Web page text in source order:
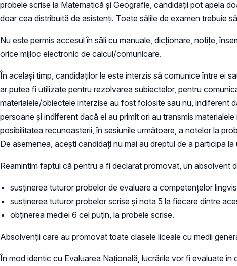
probele scrise la Matematică şi Geografie, candidaţii pot apela
doar cea distribuită de asistenţi. Toate sălile de examen trebuie
Nu este permis accesul în săli cu manuale, dicţionare, notiţe,
orice mijloc electronic de calcul/comunicare.
În acelaşi timp, candidaţilor le este interzis să comunice între ei
ar putea fi utilizate pentru rezolvarea subiectelor, pentru
materialele/obiectele interzise au fost folosite sau nu, indiferent
persoane şi indiferent dacă ei au primit ori au transmis
posibilitatea recunoaşterii, în sesiunile următoare, a notelor la
De asemenea, aceşti candidaţi nu mai au dreptul de a participa
Reamintim faptul că pentru a fi declarat promovat, un absolvent
susţinerea tuturor probelor de evaluare a competenţelor
susţinerea tuturor probelor scrise şi nota 5 la fiecare dintre
obţinerea mediei 6 cel puţin, la probele scrise.
Absolvenţii care au promovat toate clasele liceale cu medii
În mod identic cu Evaluarea Națională, lucrările vor fi evaluate